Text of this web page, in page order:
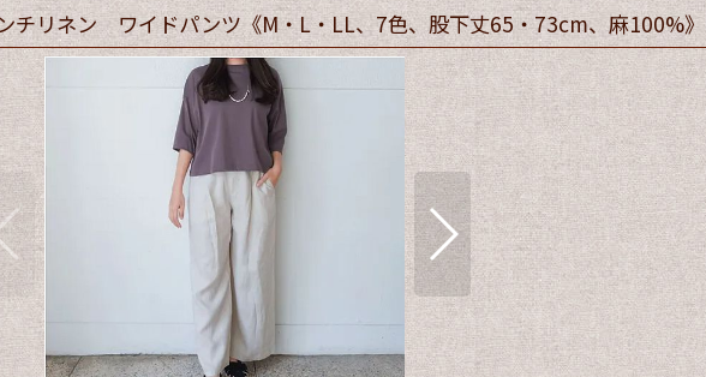
リネン ワイドパンツ《M・L・LL、7色、股下丈65・73cm、麻100%》